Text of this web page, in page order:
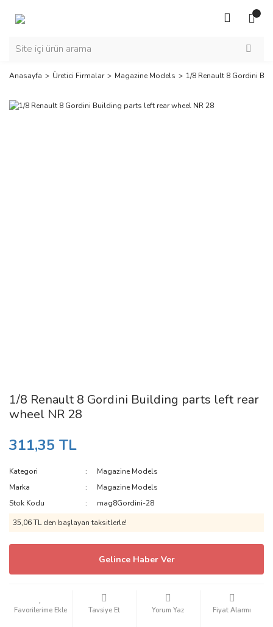
Anasayfa Üretici Firmalar Magazine Models 1/8 Renault 8 Gordini
1/8 Renault 8 Gordini Building parts left rear
wheel NR 28
311,35 TL
Kategori
Magazine Models
Marka
Magazine Models
Stok Kodu
mag8Gordini-28
35,06 TL den başlayan taksitlerle!
Gelince Haber Ver
Tavsiye Et Yorum Yaz Fiyat Alarmı